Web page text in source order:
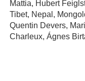
Mattia, Hubert
Tibet, Nepal,
Quentin Devers,
Charleux, Ágnes